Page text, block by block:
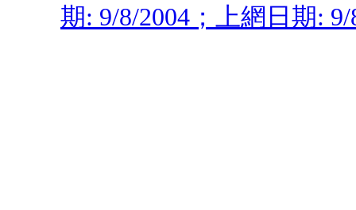
期: 9/8/2004；上網日期: 9/